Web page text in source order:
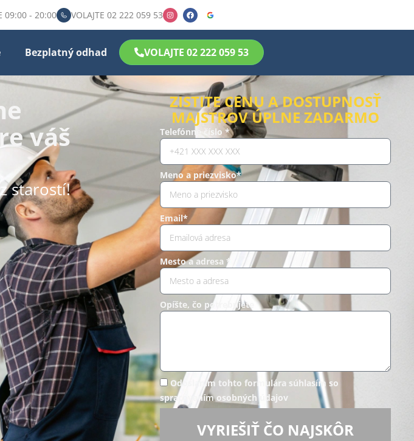
09:00 - 20:00 VOLAJTE 02 222 059 53
Bezplatný odhad VOLAJTE 02 222 059 53
váš
starostí!
ZISTITE CENU A DOSTUPNOSŤ
MAJSTROV ÚPLNE ZADARMO
Telefónne číslo *
Meno a priezvisko*
Email*
Mesto a adresa *
Opíšte, čo potrebujete
Odoslaním tohto formulára súhlasím so
spracovaním osobných údajov
VYRIEŠIŤ ČO NAJSKÔR